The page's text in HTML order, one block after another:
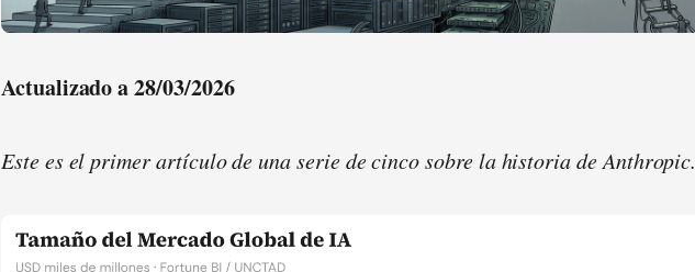
Actualizado a 28/03/2026
Este es el primer artículo de una serie de cinco sobre la historia de Anthropic.